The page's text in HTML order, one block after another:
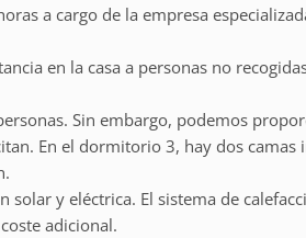
a cargo de la empresa
en la casa a personas no
Sin embargo, podemos
En el dormitorio 3, hay dos camas
solar y eléctrica. El sistema de
adicional.